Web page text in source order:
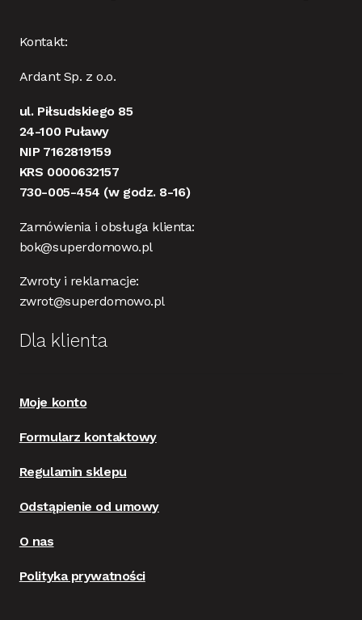
Kontakt:
Ardant Sp. z o.o.
ul. Piłsudskiego 85
24-100 Puławy
NIP 7162819159
KRS 0000632157
730-005-454 (w godz. 8-16)
Zamówienia i obsługa klienta:
bok@superdomowo.pl
Zwroty i reklamacje:
zwrot@superdomowo.pl
Dla klienta
Moje konto
Formularz kontaktowy
Regulamin sklepu
Odstąpienie od umowy
O nas
Polityka prywatności